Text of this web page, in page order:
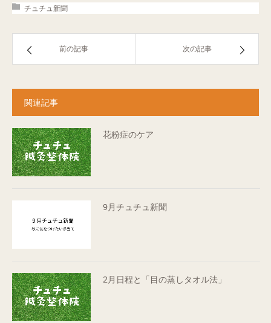
チュチュ新聞
前の記事 次の記事
関連記事
花粉症のケア
9月チュチュ新聞
2月日程と「目の蒸しタオル法」